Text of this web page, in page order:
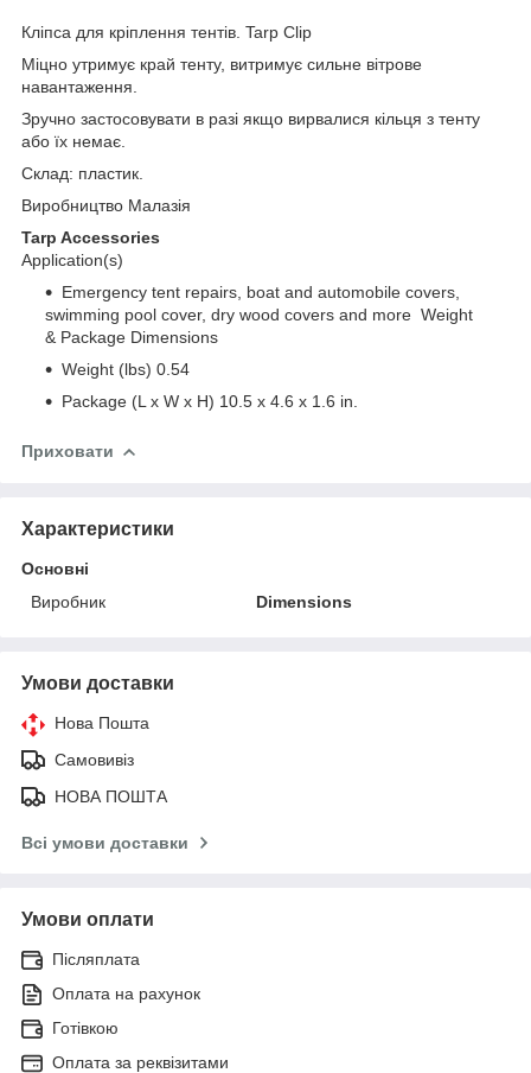
Кліпса для кріплення тентів. Tarp Clip
Міцно утримує край тенту, витримує сильне вітрове
навантаження.
Зручно застосовувати в разі якщо вирвалися кільця з тенту
або їх немає.
Склад: пластик.
Виробництво Малазія
Tarp Accessories
Application(s)
Emergency tent repairs, boat and automobile covers,
swimming pool cover, dry wood covers and more Weight
& Package Dimensions
Weight (lbs) 0.54
Package (L x W x H) 10.5 x 4.6 x 1.6 in.
Приховати
Характеристики
Основні
Виробник
Dimensions
Умови доставки
Нова Пошта
Самовивіз
НОВА ПОШТА
Всі умови доставки
Умови оплати
Післяплата
Оплата на рахунок
Готівкою
Оплата за реквізитами